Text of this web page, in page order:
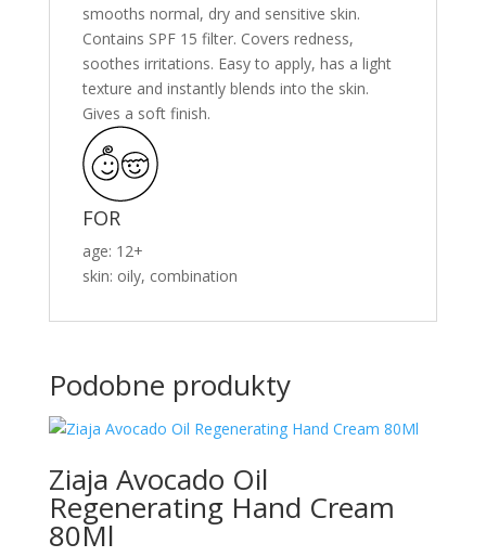
smooths normal, dry and sensitive skin.
Contains SPF 15 filter. Covers redness,
soothes irritations. Easy to apply, has a light
texture and instantly blends into the skin.
Gives a soft finish.
FOR
age: 12+
skin: oily, combination
Podobne produkty
Ziaja Avocado Oil
Regenerating Hand Cream
80Ml